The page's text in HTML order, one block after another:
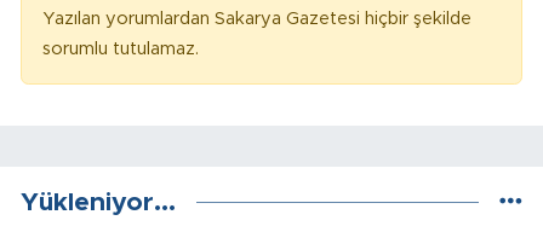
Yazılan yorumlardan Sakarya Gazetesi hiçbir şekilde
sorumlu tutulamaz.
Yükleniyor...